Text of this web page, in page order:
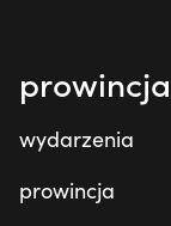
prowincja
wydarzenia
prowincja